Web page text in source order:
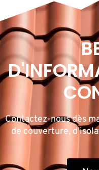
Contactez-nous dès
de couverture,